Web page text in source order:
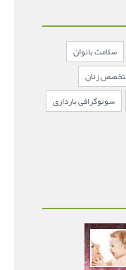
سلامت بانوان
زنان
سونوگرافی بارداری